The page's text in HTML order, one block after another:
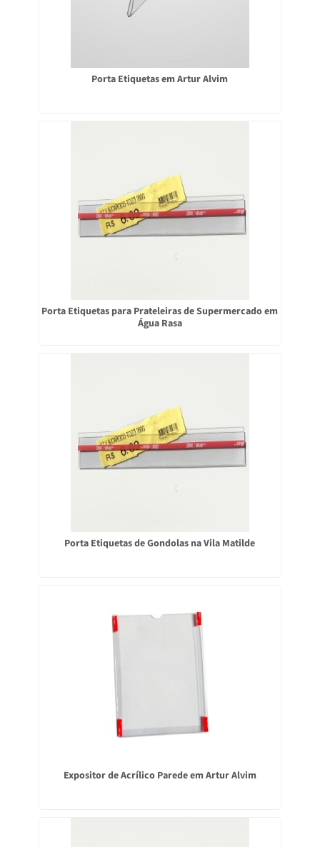
Porta Etiquetas em Artur Alvim
Porta Etiquetas para Prateleiras de Supermercado em
Água Rasa
Porta Etiquetas de Gondolas na Vila Matilde
Expositor de Acrílico Parede em Artur Alvim